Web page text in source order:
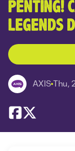
PENTING!
LEGENDS
AXIS Thu,